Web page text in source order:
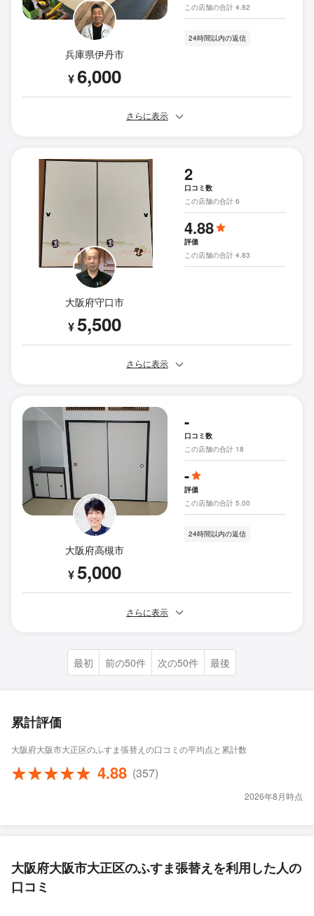
兵庫県伊丹市
¥6,000
この店舗の合計 4.82
24時間以内の返信
さらに表示
大阪府守口市
¥5,500
2
口コミ数
この店舗の合計 6
4.88
評価
この店舗の合計 4.83
さらに表示
大阪府高槻市
¥5,000
-
口コミ数
この店舗の合計 18
-
評価
この店舗の合計 5.00
24時間以内の返信
さらに表示
最初 前の50件 次の50件 最後
累計評価
大阪府大阪市大正区のふすま張替えの口コミの平均点と累計数
4.88 (357)
2026年8月時点
大阪府大阪市大正区のふすま張替えを利用した人の
口コミ